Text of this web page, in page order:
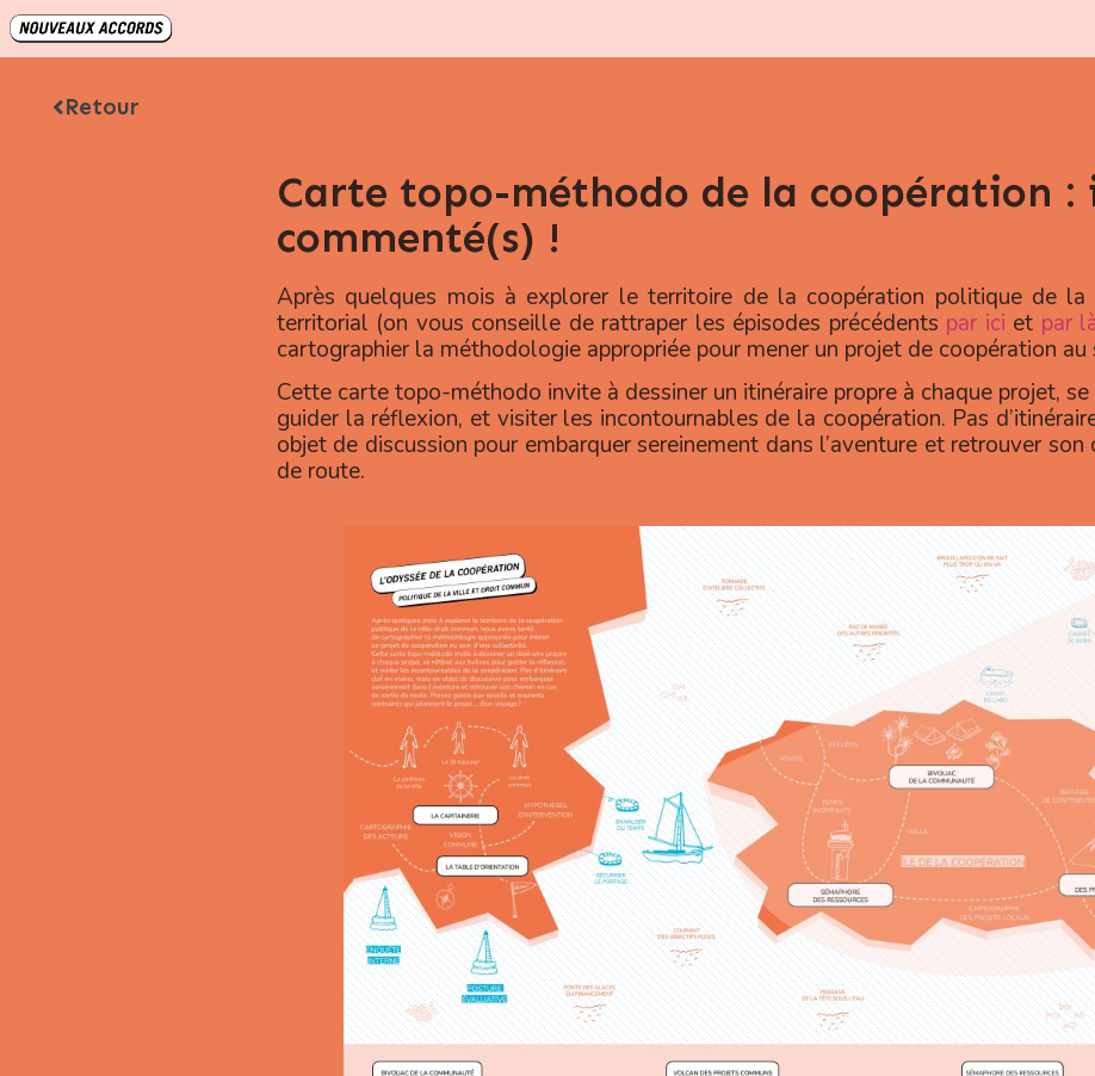
Retour
Carte topo-méthodo de la coopération
commenté(s) !
Après quelques mois à explorer le territoire de la coopération politique de
territorial (on vous conseille de rattraper les épisodes précédents par ici et par
cartographier la méthodologie appropriée pour mener un projet de coopération au
Cette carte topo-méthodo invite à dessiner un itinéraire propre à chaque projet,
guider la réflexion, et visiter les incontournables de la coopération. Pas
objet de discussion pour embarquer sereinement dans l’aventure et retrouver
de route.